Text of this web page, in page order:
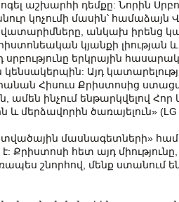
աշխարհի դեմքը: Նորին
կոչումի մասին՝
անկախ իրենց
կյանքի լիության և
երկրային
Այդ
Հիսուս Քրիստոսից
ամեն ինչում ենթարկվելով Հոր
մերձավորին ծառայելուն» (LG
մասնագետների»
Քրիստոսի հետ այդ
շնորհով, մենք ստանում